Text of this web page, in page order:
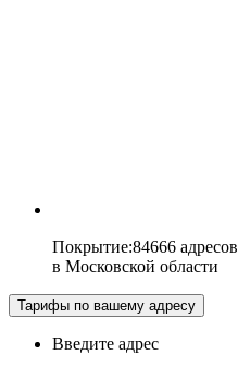
Покрытие:84666 адресов
в Московской области
Тарифы по вашему адресу
Введите адрес